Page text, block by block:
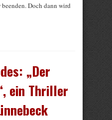
Doch dann wird
„Der
ein Thriller